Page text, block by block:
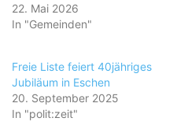
22. Mai 2026
In "Gemeinden"
Freie Liste feiert 40jähriges
Jubiläum in Eschen
20. September 2025
In "polit:zeit"